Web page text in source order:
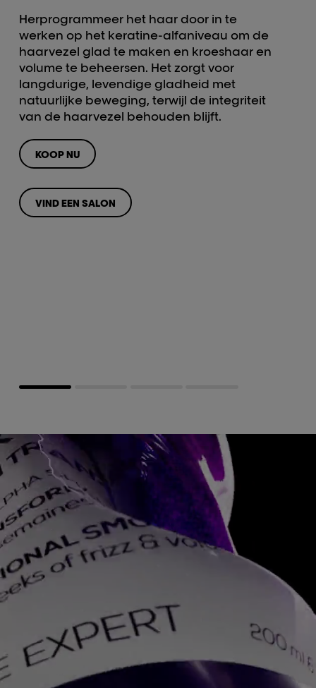
Herprogrammeer het haar door in te
werken op het keratine-alfaniveau om de
haarvezel glad te maken en kroeshaar en
volume te beheersen. Het zorgt voor
langdurige, levendige gladheid met
natuurlijke beweging, terwijl de integriteit
van de haarvezel behouden blijft.
KOOP NU
VIND EEN SALON